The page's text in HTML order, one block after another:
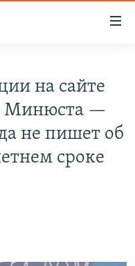
на сайте
Минюста —
не пишет об
сроке